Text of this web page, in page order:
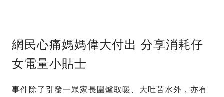
網民心痛媽媽偉大付出 分享消耗仔
女電量小貼士
事件除了引發一眾家長圍爐取暖、大吐苦水外，亦有